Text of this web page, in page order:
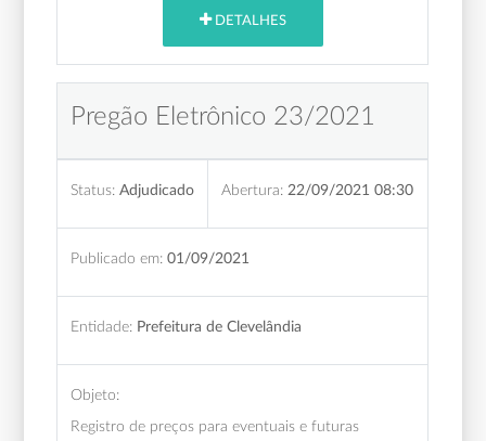
DETALHES
Pregão Eletrônico 23/2021
Status: Adjudicado Abertura: 22/09/2021 08:30
Publicado em: 01/09/2021
Entidade: Prefeitura de Clevelândia
Objeto:
Registro de preços para eventuais e futuras